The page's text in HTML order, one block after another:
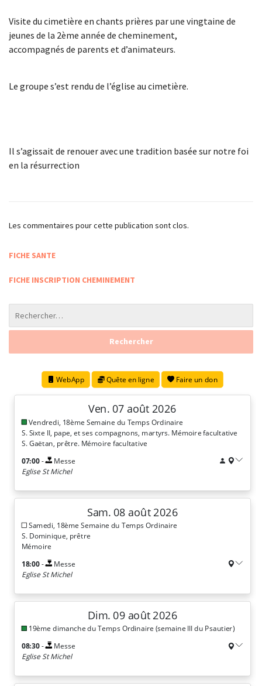
Visite du cimetière en chants prières par une vingtaine de
jeunes de la 2ème année de cheminement,
accompagnés de parents et d’animateurs.
Le groupe s’est rendu de l’église au cimetière.
Il s’agissait de renouer avec une tradition basée sur notre foi
en la résurrection
Les commentaires pour cette publication sont clos.
FICHE SANTE
FICHE INSCRIPTION CHEMINEMENT